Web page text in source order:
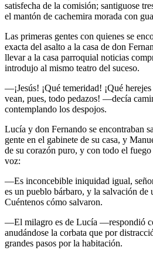
satisfecha de la comisión; santiguose
el mantón de cachemira morada con
Las primeras gentes con quienes se
exacta del asalto a la casa de don
llevar a la casa parroquial noticias
introdujo al mismo teatro del suceso.
—¡Jesús! ¡Qué temeridad! ¡Qué
vean, pues, todo pedazos! —decía
contemplando los despojos.
Lucía y don Fernando se encontraban
gente en el gabinete de su casa, y
de su corazón puro, y con todo el fuego
voz:
—Es inconcebible iniquidad igual,
es un pueblo bárbaro, y la salvación de
Cuéntenos cómo salvaron.
—El milagro es de Lucía —respondió
anudándose la corbata que por
grandes pasos por la habitación.